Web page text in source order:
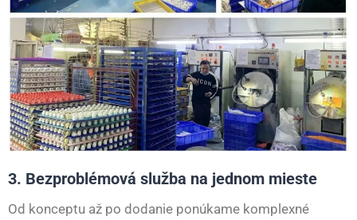
3. Bezproblémová služba na jednom mieste
Od konceptu až po dodanie ponúkame komplexné